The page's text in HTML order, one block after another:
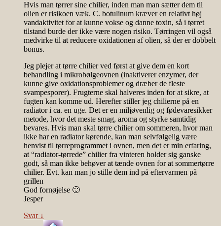
Hvis man tørrer sine chilier, inden man man sætter dem til
olien er risikoen væk. C. botulinum kræver en relativt høj
vandaktivitet for at kunne vokse og danne toxin, så i tørret
tilstand burde der ikke være nogen risiko. Tørringen vil også
medvirke til at reducere oxidationen af olien, så der er dobbelt
bonus.
Jeg plejer at tørre chilier ved først at give dem en kort
behandling i mikrobølgeovnen (inaktiverer enzymer, der
kunne give oxidationsproblemer og dræber de fleste
svampesporer). Frugterne skal halveres inden for at sikre, at
fugten kan komme ud. Herefter stiller jeg chilierne på en
radiator i ca. en uge. Det er en miljøvenlig og fødevaresikker
metode, hvor det meste smag, aroma og styrke samtidig
bevares. Hvis man skal tørre chilier om sommeren, hvor man
ikke har en radiator kørende, kan man selvfølgelig være
henvist til tørreprogrammet i ovnen, men det er min erfaring,
at “radiator-tørrede” chilier fra vinteren holder sig ganske
godt, så man ikke behøver at tænde ovnen for at sommertørre
chilier. Evt. kan man jo stille dem ind på eftervarmen på
grillen
God fornøjelse 🙂
Jesper
Svar ↓